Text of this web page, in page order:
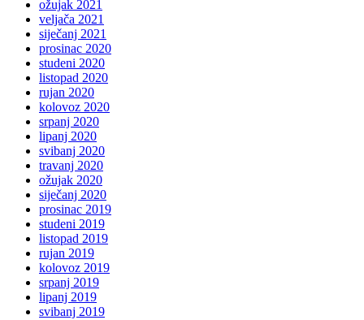
ožujak 2021
veljača 2021
siječanj 2021
prosinac 2020
studeni 2020
listopad 2020
rujan 2020
kolovoz 2020
srpanj 2020
lipanj 2020
svibanj 2020
travanj 2020
ožujak 2020
siječanj 2020
prosinac 2019
studeni 2019
listopad 2019
rujan 2019
kolovoz 2019
srpanj 2019
lipanj 2019
svibanj 2019